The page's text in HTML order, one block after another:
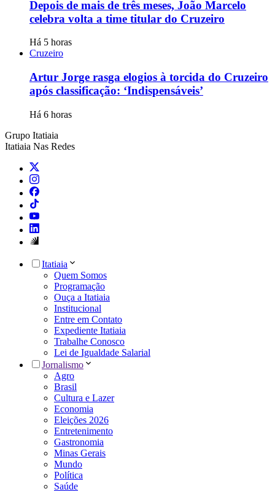
Depois de mais de três meses, João Marcelo
celebra volta a time titular do Cruzeiro
Há 5 horas
Cruzeiro
Artur Jorge rasga elogios à torcida do Cruzeiro
após classificação: ‘Indispensáveis’
Há 6 horas
Grupo Itatiaia
Itatiaia Nas Redes
Itatiaia
Quem Somos
Programação
Ouça a Itatiaia
Institucional
Entre em Contato
Expediente Itatiaia
Trabalhe Conosco
Lei de Igualdade Salarial
Jornalismo
Agro
Brasil
Cultura e Lazer
Economia
Eleições 2026
Entretenimento
Gastronomia
Minas Gerais
Mundo
Política
Saúde